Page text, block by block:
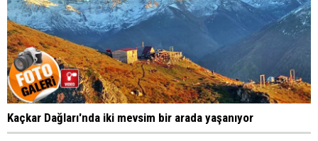
Kaçkar Dağları'nda iki mevsim bir arada yaşanıyor